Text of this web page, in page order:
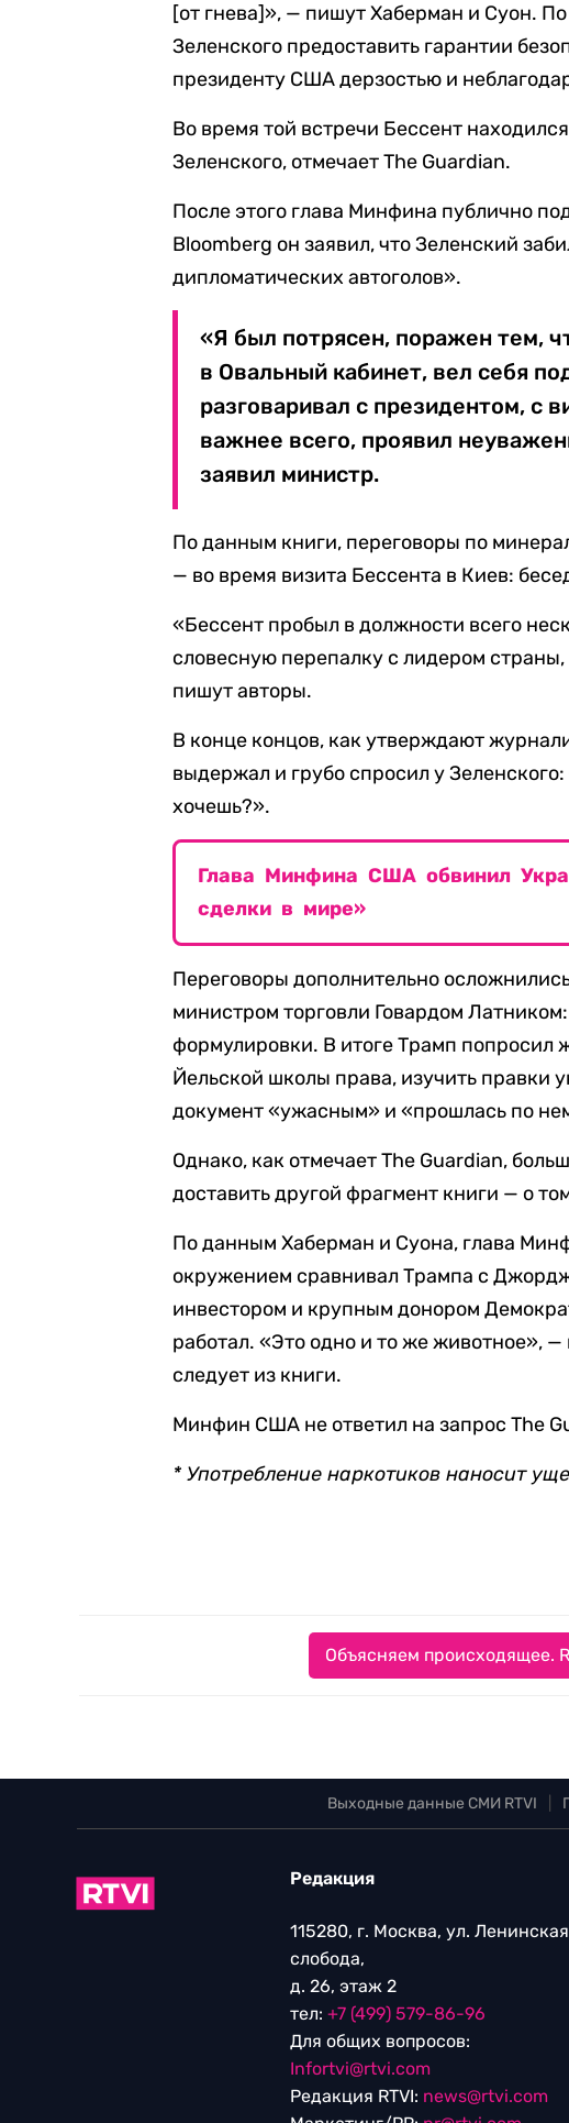
[от гнева]», — пишут Хаберман и Суон.
Зеленского предоставить гарантии
президенту США дерзостью и
Во время той встречи Бессент
Зеленского, отмечает The Guardian.
После этого глава Минфина публично
Bloomberg он заявил, что Зеленский
дипломатических автоголов».
«Я был потрясен, поражен тем,
в Овальный кабинет, вел себя
разговаривал с президентом, с
важнее всего, проявил
заявил министр.
По данным книги, переговоры по
— во время визита Бессента в Киев:
«Бессент пробыл в должности всего
словесную перепалку с лидером
пишут авторы.
В конце концов, как утверждают
выдержал и грубо спросил у
хочешь?».
Глава Минфина США обвинил
сделки в мире»
Переговоры дополнительно
министром торговли Говардом
формулировки. В итоге Трамп
Йельской школы права, изучить правки
документ «ужасным» и «прошлась по
Однако, как отмечает The Guardian,
доставить другой фрагмент книги — о
По данным Хаберман и Суона, глава
окружением сравнивал Трампа с
инвестором и крупным донором
работал. «Это одно и то же животное»,
следует из книги.
Минфин США не ответил на запрос The
* Употребление наркотиков наносит
Объясняем происходящее.
Выходные данные СМИ RTVI
Редакция
115280, г. Москва, ул. Ленинская
слобода,
д. 26, этаж 2
тел: +7 (499) 579-86-96
Для общих вопросов:
Infortvi@rtvi.com
Редакция RTVI: news@rtvi.com